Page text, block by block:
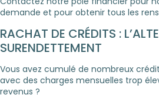
demande et pour obtenir tous les
RACHAT DE CRÉDITS :
SURENDETTEMENT
Vous avez cumulé de nombreux
avec des charges mensuelles trop
revenus ?